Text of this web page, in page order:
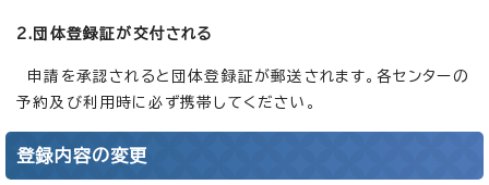
2.団体登録証が交付される
申請を承認されると団体登録証が郵送されます。各センターの
予約及び利用時に必ず携帯してください。
登録内容の変更